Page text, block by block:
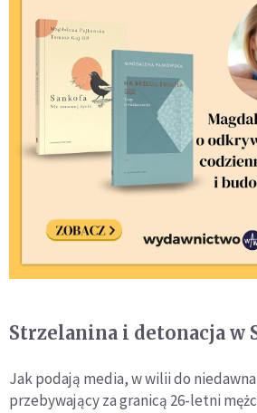
Strzelanina i detonacja w
Jak podają media, w wilii do
przebywający za granicą 26-letni